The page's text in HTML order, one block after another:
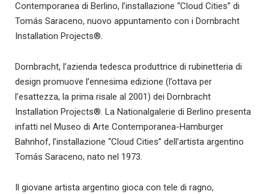
Contemporanea di Berlino, l’installazione “Cloud Cities” di
Tomás Saraceno, nuovo appuntamento con i Dornbracht
Installation Projects®.
Dornbracht, l’azienda tedesca produttrice di rubinetteria di
design promuove l’ennesima edizione (l’ottava per
l’esattezza, la prima risale al 2001) dei Dornbracht
Installation Projects®. La Nationalgalerie di Berlino presenta
infatti nel Museo di Arte Contemporanea-Hamburger
Bahnhof, l’installazione “Cloud Cities” dell’artista argentino
Tomás Saraceno, nato nel 1973.
Il giovane artista argentino gioca con tele di ragno,